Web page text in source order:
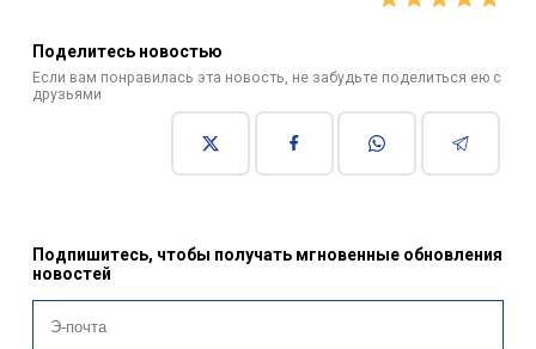
Поделитесь новостью
Если вам понравилась эта новость, не забудьте поделиться ею с
друзьями
Подпишитесь, чтобы получать мгновенные обновления
новостей